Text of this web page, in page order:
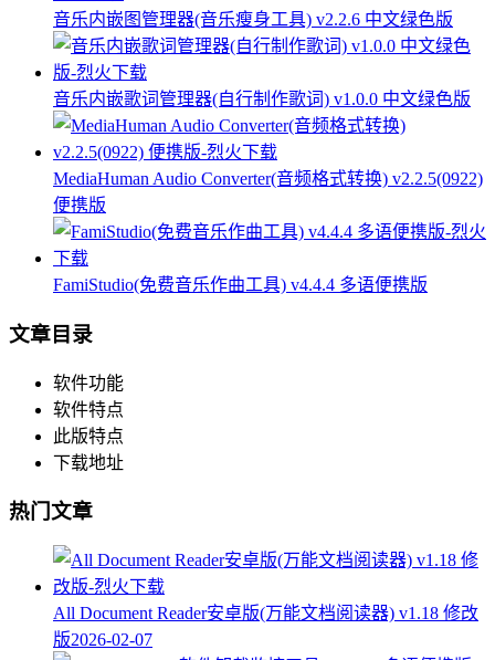
音乐内嵌图管理器(音乐瘦身工具) v2.2.6 中文绿色版
音乐内嵌歌词管理器(自行制作歌词) v1.0.0 中文绿色版
MediaHuman Audio Converter(音频格式转换) v2.2.5(0922)
便携版
FamiStudio(免费音乐作曲工具) v4.4.4 多语便携版
文章目录
软件功能
软件特点
此版特点
下载地址
热门文章
All Document Reader安卓版(万能文档阅读器) v1.18 修改
版2026-02-07